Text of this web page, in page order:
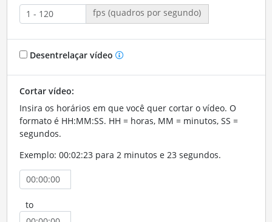
fps (quadros por segundo)
Desentrelaçar vídeo
Cortar vídeo:
Insira os horários em que você quer cortar o vídeo. O
formato é HH:MM:SS. HH = horas, MM = minutos, SS =
segundos.
Exemplo: 00:02:23 para 2 minutos e 23 segundos.
to